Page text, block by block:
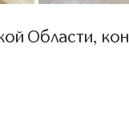
Области,